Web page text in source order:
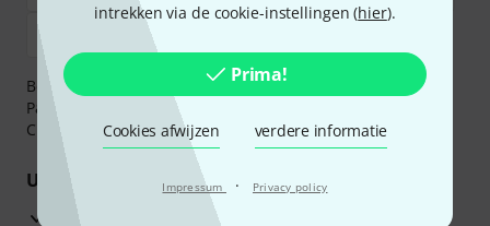
intrekken via de cookie-instellingen (hier).
Prima!
Cookies afwijzen verdere informatie
Impressum · Privacy policy
Betaalt u veilig en vertrouwd met Bankoverschrijving,
PayPal, iDEAL,
Klarna Betaal Nu
Creditcard.
Uw voordelen
3 jaar Thomann garantie